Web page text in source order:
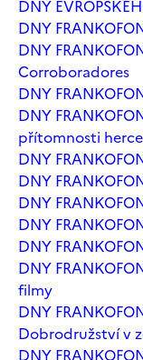
DNY
DNY
DNY
Corroboradores
DNY
DNY
přítomnosti
DNY
DNY
DNY
DNY
DNY
DNY
filmy
DNY
Dobrodružství v
DNY